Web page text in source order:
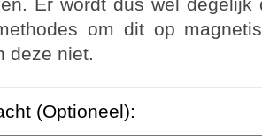
Er wordt dus wel
om dit op
deze niet.
(Optioneel):